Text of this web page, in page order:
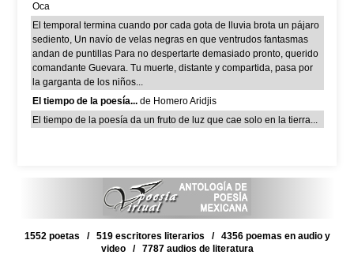
Oca
El temporal termina cuando por cada gota de lluvia brota un pájaro
sediento, Un navío de velas negras en que ventrudos fantasmas
andan de puntillas Para no despertarte demasiado pronto, querido
comandante Guevara. Tu muerte, distante y compartida, pasa por
la garganta de los niños...
El tiempo de la poesía... de Homero Aridjis
El tiempo de la poesía da un fruto de luz que cae solo en la tierra...
1552 poetas / 519 escritores literarios / 4356 poemas en audio y
video / 7787 audios de literatura